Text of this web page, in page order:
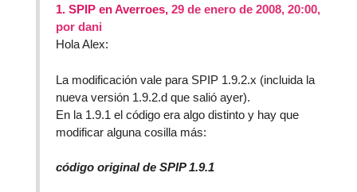
1. SPIP en Averroes, 29 de enero de 2008, 20:00,
por dani
Hola Alex:
La modificación vale para SPIP 1.9.2.x (incluida la
nueva versión 1.9.2.d que salió ayer).
En la 1.9.1 el código era algo distinto y hay que
modificar alguna cosilla más:
código original de SPIP 1.9.1